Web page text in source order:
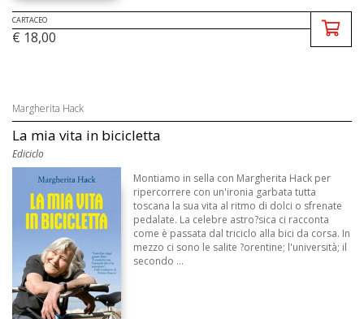
CARTACEO
€ 18,00
Margherita Hack
La mia vita in bicicletta
Ediciclo
Montiamo in sella con Margherita Hack per
ripercorrere con un'ironia garbata tutta
toscana la sua vita al ritmo di dolci o sfrenate
pedalate. La celebre astro?sica ci racconta
come è passata dal triciclo alla bici da corsa. In
mezzo ci sono le salite ?orentine; l'università; il
secondo ...